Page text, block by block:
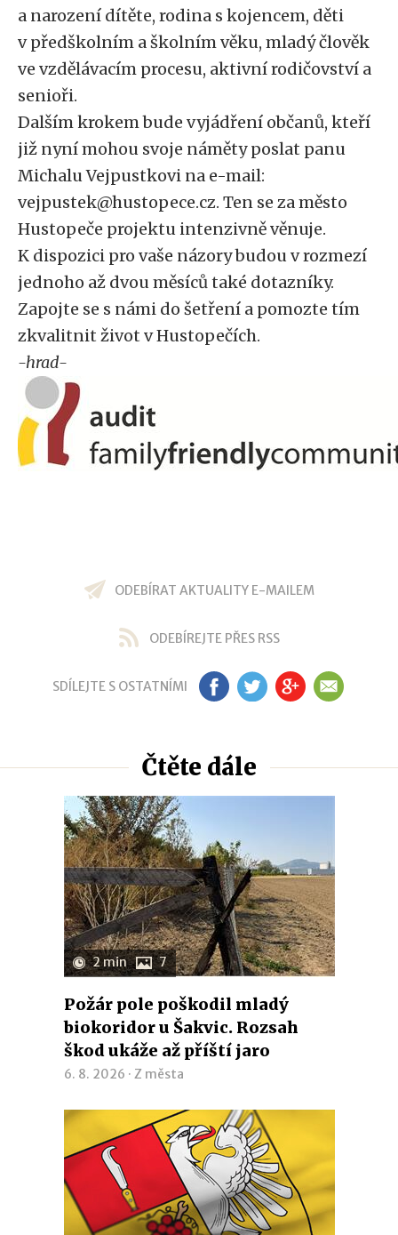
a narození dítěte, rodina s kojencem, děti
v předškolním a školním věku, mladý člověk
ve vzdělávacím procesu, aktivní rodičovství a
senioři.
Dalším krokem bude vyjádření občanů, kteří
již nyní mohou svoje náměty poslat panu
Michalu Vejpustkovi na e-mail:
vejpustek@hustopece.cz. Ten se za město
Hustopeče projektu intenzivně věnuje.
K dispozici pro vaše názory budou v rozmezí
jednoho až dvou měsíců také dotazníky.
Zapojte se s námi do šetření a pomozte tím
zkvalitnit život v Hustopečích.
-hrad-
ODEBÍRAT AKTUALITY E-MAILEM
ODEBÍREJTE PŘES RSS
SDÍLEJTE S OSTATNÍMI FB TW GP EM
Čtěte dále
2 min 7
Požár pole poškodil mladý
biokoridor u Šakvic. Rozsah
škod ukáže až příští jaro
6. 8. 2026 · Z města